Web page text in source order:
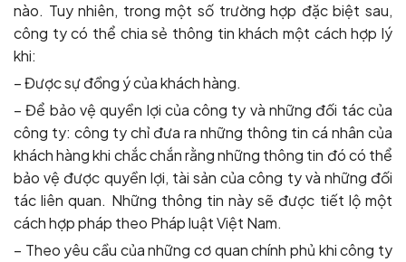
nào. Tuy nhiên, trong một số trường hợp đặc biệt sau,
công ty có thể chia sẻ thông tin khách một cách hợp lý
khi:
– Được sự đồng ý của khách hàng.
– Để bảo vệ quyền lợi của công ty và những đối tác của
công ty: công ty chỉ đưa ra những thông tin cá nhân của
khách hàng khi chắc chắn rằng những thông tin đó có thể
bảo vệ được quyền lợi, tài sản của công ty và những đối
tác liên quan. Những thông tin này sẽ được tiết lộ một
cách hợp pháp theo Pháp luật Việt Nam.
– Theo yêu cầu của những cơ quan chính phủ khi công ty